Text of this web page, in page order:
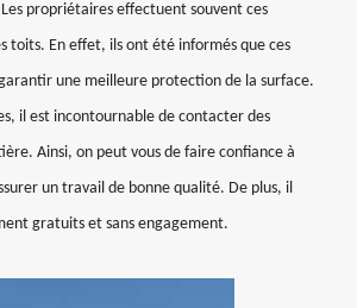
propriétaires effectuent souvent ces
toits. En effet, ils ont été informés que ces
une meilleure protection de la surface.
il est incontournable de contacter des
Ainsi, on peut vous de faire confiance à
un travail de bonne qualité. De plus, il
gratuits et sans engagement.